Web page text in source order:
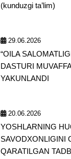
(kunduzgi ta’lim)
29.06.2026
“OILA
DASTURI
YAKUNLANDI
20.06.2026
YOSHLARNING
SAVODXONLIGINI
QARATILGAN